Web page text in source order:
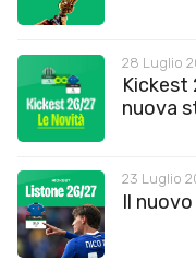
28 Luglio
nuova
23 Luglio
Il